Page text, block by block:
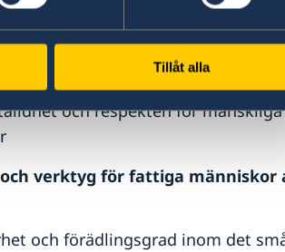
Tillåt alla
i det civila samhället att verka
institutioner och
och respekten för
verktyg för fattiga människor
och förädlingsgrad inom det